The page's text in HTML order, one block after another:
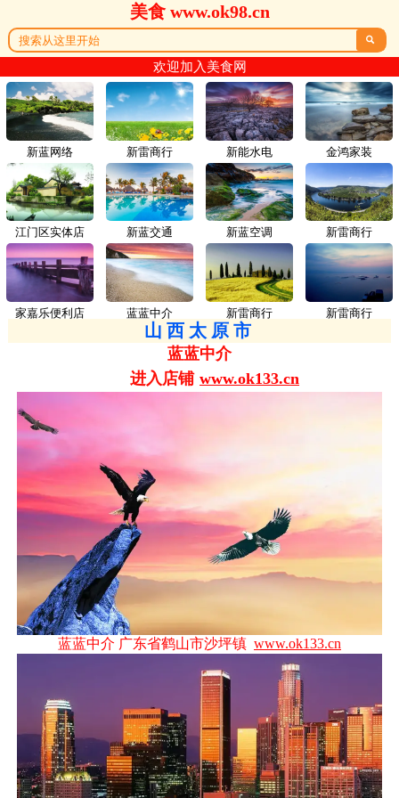
美食 www.ok98.cn

欢迎加入美食网
新蓝网络 新雷商行
江门区实体店 新蓝交通
家嘉乐便利店 蓝蓝中介
新能水电 金鸿家装
新蓝空调 新雷商行
新雷商行 新雷商行
山西太原市
蓝蓝中介
进入店铺 www.ok133.cn
蓝蓝中介 广东省鹤山市沙坪镇 www.ok133.cn